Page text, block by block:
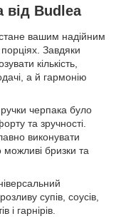
від Budlea
вашим надійним
Завдяки
кількість,
а й гармонію
черпака було
та зручності.
виконувати
можливі бризки та
супів, соусів,
і гарнірів.